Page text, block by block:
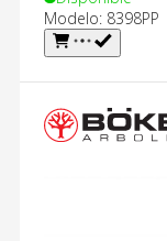
Modelo: 8398PP